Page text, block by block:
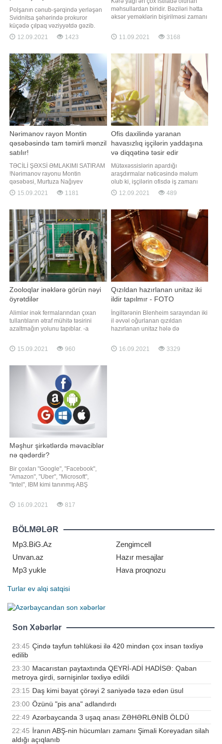
Polşanın cənub-şərqində yerləşən
Svidnitsa şəhərində prokuror
küçədə çılpaq vəziyyətdə gəzib.
Ətrafdakı insanların çəkdiyi
fotolarda çılpaq vəziyyətdə olan
ərzaq mağazalarını gəzdiyi əks
olunub. Digər görüntülərdə
prokurorun tamamilə çılpaq bir
vəziyyətdə küçələr
12.09.2021 1423
məhsullardan biridir. Bəziləri hətta
əksər yeməklərin bişirilməsi zamanı
bu qədər çox üstünlük verilən kərə
yağının təbii olub-olmadığını necə
olması barədə fikirlər olsa da, təbii
kərə yağının A
11.09.2021 3168
Nərimanov rayon Montin
qəsəbəsində tam təmirli mənzil
satılır!
TƏCİLİ ŞƏXSİ ƏMLAKIMI SATIRAM
!Nərimanov rayonu Montin
qəsəbəsi, Murtuza Nağıyev
küçəsində yeni tikili 16 mərtəbəli
binanın 6-cı mərtəbəsində yerləşir.
yataq otağı, zal+studio mətbəx,
sanitar qovşaq, dəhliz və iki
eyvandan ibarətdir. Qaz, su, işıq
daimidir. İstilik sistem
15.09.2021 1181
Ofis daxilində yaranan
havasızlıq işçilərin yaddaşına
və diqqətinə təsir edir
Mütəxəssislərin apardığı
araşdırmalar nəticəsində məlum
olub ki, işçilərin ofisdə iş zamanı
yorğunluğunun və halsızlığının əsas
bir vacib səbəbi var. Belə ki, bu
istəməməsi ilə əlaqədar deyil.
Söhbət iş yerində olan havasız
şəraitdir. ABŞ-dan olan tədqiqatçılar
işçiləri
12.09.2021 489
Zooloqlar inəklərə görün nəyi
öyrətdilər
Alimlər inək fermalarından çıxan
tullantıların ətraf mühitə təsirini
azaltmağın yolunu tapıblar. -a
olduğu kimi, inəklər hər gün çox
miqdarda peyin və sidik xaric edir.
olaraq böyük təsərrüfatlarda
tullantıların sanitariya problemi
15.09.2021 960
Qızıldan hazırlanan unitaz iki
ildir tapılmır - FOTO
İngiltərənin Blenheim sarayından iki
il əvvəl oğurlanan qızıldan
hazırlanan unitaz hələ də
ki, 2019-cu il sentyabrın 14-də
sarayda sənət sərgisinin keçirildiyi
16.09.2021 3329
Məşhur şirkətlərdə məvaciblər
nə qədərdir?
Bir çoxları "Google", "Facebook",
"Amazon", "Uber", "Microsoft",
"Intel", IBM kimi tanınmış ABŞ
Cari ilin ilk yarısında texnoloji
nəhənglər 80 min nəfərdən çox
görəsən onlar
16.09.2021 817
BÖLMƏLƏR
Mp3.BiG.Az
Zengimcell
Unvan.az
Hazır mesajlar
Mp3 yukle
Hava proqnozu
Turlar ev alqi satqisi
Son Xəbərlər
23:45 Çində tayfun təhlükəsi ilə 420 mindən çox insan təxliyə
edilib
23:30 Macarıstan paytaxtında QEYRİ-ADİ HADİSƏ: Qaban
metroya girdi, sərnişinlər təxliyə edildi
23:15 Daş kimi bayat çörəyi 2 saniyədə təzə edən üsul
23:00 Özünü "pis ana" adlandırdı
22:49 Azərbaycanda 3 uşaq anası ZƏHƏRLƏNİB ÖLDÜ
22:45 İranın ABŞ-nin hücumları zamanı Şimali Koreyadan silah
aldığı açıqlanıb